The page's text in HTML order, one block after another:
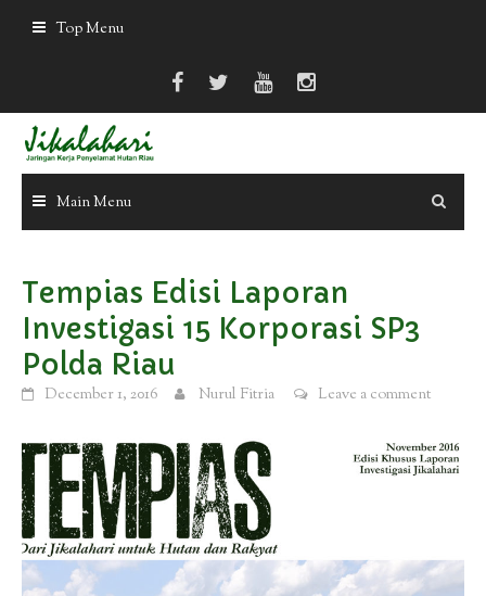
Top Menu
Main Menu
Tempias Edisi Laporan
Investigasi 15 Korporasi SP3
Polda Riau
December 1, 2016 Nurul Fitria Leave a comment